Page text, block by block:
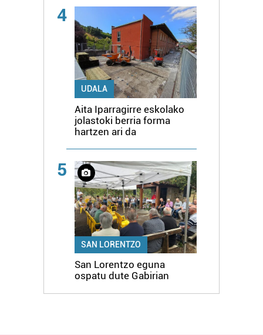
4
UDALA
Aita Iparragirre eskolako
jolastoki berria forma
hartzen ari da
5
SAN LORENTZO
San Lorentzo eguna
ospatu dute Gabirian